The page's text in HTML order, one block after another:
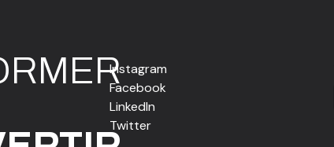
RMERInstagram
Facebook
LinkedIn
Twitter